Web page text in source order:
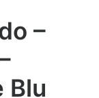
–
Blu